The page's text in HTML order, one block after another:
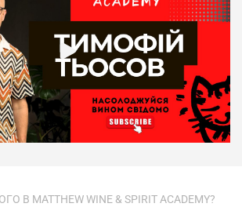
В MATTHEW WINE & SPIRIT ACADEMY?